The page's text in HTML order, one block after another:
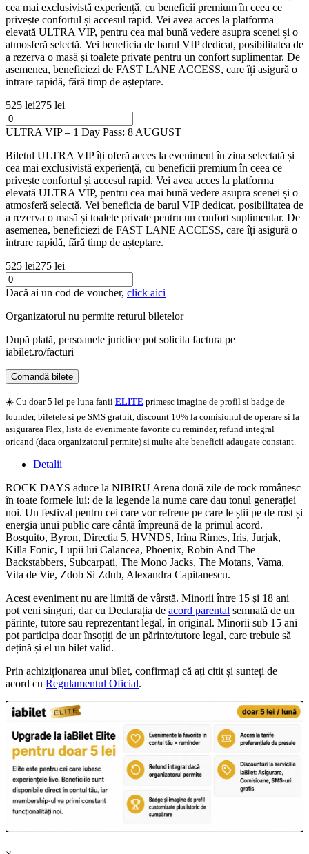
cea mai exclusivistă experiență, cu beneficii premium în ceea ce
privește confortul și accesul rapid. Vei avea acces la platforma
elevată ULTRA VIP, pentru cea mai bună vedere asupra scenei și o
atmosferă selectă. Vei beneficia de barul VIP dedicat, posibilitatea de
a rezerva o masă și toalete private pentru un confort suplimentar. De
asemenea, beneficiezi de FAST LANE ACCESS, care îți asigură o
intrare rapidă, fără timp de așteptare.
525 lei275 lei
ULTRA VIP – 1 Day Pass: 8 AUGUST
Biletul ULTRA VIP îți oferă acces la eveniment în ziua selectată și
cea mai exclusivistă experiență, cu beneficii premium în ceea ce
privește confortul și accesul rapid. Vei avea acces la platforma
elevată ULTRA VIP, pentru cea mai bună vedere asupra scenei și o
atmosferă selectă. Vei beneficia de barul VIP dedicat, posibilitatea de
a rezerva o masă și toalete private pentru un confort suplimentar. De
asemenea, beneficiezi de FAST LANE ACCESS, care îți asigură o
intrare rapidă, fără timp de așteptare.
525 lei275 lei
Dacă ai un cod de voucher, click aici
Organizatorul nu permite returul biletelor
După plată, persoanele juridice pot solicita factura pe
iabilet.ro/facturi
Comandă bilete
☀️ Cu doar 5 lei pe luna fanii ELITE primesc imagine de profil si badge de
founder, biletele si pe SMS gratuit, discount 10% la comisionul de operare si la
asigurarea Flex, lista de evenimente favorite cu reminder, refund integral
oricand (daca organizatorul permite) si multe alte beneficii adaugate constant.
Detalii
ROCK DAYS aduce la NIBIRU Arena două zile de rock românesc
în toate formele lui: de la legende la nume care dau tonul generației
noi. Un festival pentru cei care vor refrene pe care le știi pe de rost și
energia unui public care cântă împreună de la primul acord.
Bosquito, Byron, Directia 5, HVNDS, Irina Rimes, Iris, Jurjak,
Killa Fonic, Lupii lui Calancea, Phoenix, Robin And The
Backstabbers, Subcarpati, The Mono Jacks, The Motans, Vama,
Vita de Vie, Zdob Si Zdub, Alexandra Capitanescu.
Acest eveniment nu are limită de vârstă. Minorii între 15 și 18 ani
pot veni singuri, dar cu Declarația de acord parental semnată de un
părinte, tutore sau reprezentant legal, în original. Minorii sub 15 ani
pot participa doar însoțiți de un părinte/tutore legal, care trebuie să
dețină și el un bilet valid.
Prin achiziționarea unui bilet, confirmați că ați citit și sunteți de
acord cu Regulamentul Oficial.